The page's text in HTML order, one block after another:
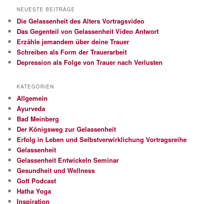
NEUESTE BEITRÄGE
Die Gelassenheit des Alters Vortragsvideo
Das Gegenteil von Gelassenheit Video Antwort
Erzähle jemandem über deine Trauer
Schreiben als Form der Trauerarbeit
Depression als Folge von Trauer nach Verlusten
KATEGORIEN
Allgemein
Ayurveda
Bad Meinberg
Der Königsweg zur Gelassenheit
Erfolg in Leben und Selbstverwirklichung Vortragsreihe
Gelassenheit
Gelassenheit Entwickeln Seminar
Gesundheit und Wellness
Gott Podcast
Hatha Yoga
Inspiration